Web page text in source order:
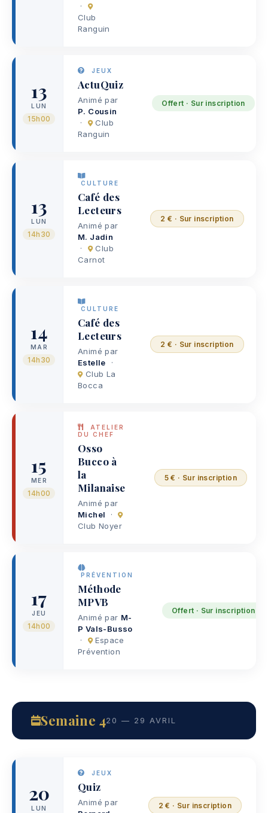
·
Club
Ranguin
13
LUN
15h00
JEUX
ActuQuiz
Animé par
P. Cousin
·
Club
Ranguin
Offert · Sur inscription
13
LUN
14h30
CULTURE
Café des
Lecteurs
Animé par
M. Jadin
·
Club
Carnot
2 € · Sur inscription
14
MAR
14h30
CULTURE
Café des
Lecteurs
Animé par
Estelle ·
Club La
Bocca
2 € · Sur inscription
15
MER
14h00
ATELIER
DU CHEF
Osso
Bucco à
la
Milanaise
Animé par
Michel ·
Club Noyer
5 € · Sur inscription
17
JEU
14h00
PRÉVENTION
Méthode
MPVB
Animé par M-
P Vals-Busso
·
Espace
Prévention
Offert · Sur inscription
Semaine 420 — 29 AVRIL
20
LUN
JEUX
Quiz
Animé par
2 € · Sur inscription